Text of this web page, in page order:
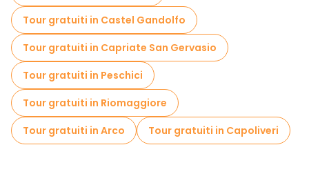
Tour gratuiti in Castel Gandolfo
Tour gratuiti in Capriate San Gervasio
Tour gratuiti in Peschici
Tour gratuiti in Riomaggiore
Tour gratuiti in Arco
Tour gratuiti in Capoliveri